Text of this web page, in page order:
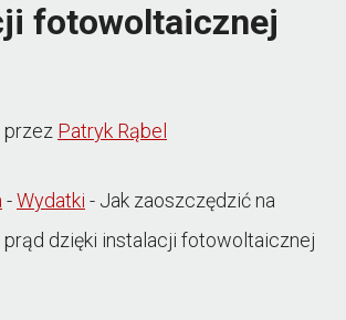
fotowoltaicznej
przez Patryk Rąbel
-Wydatki - Jak zaoszczędzić na
prąd dzięki instalacji fotowoltaicznej